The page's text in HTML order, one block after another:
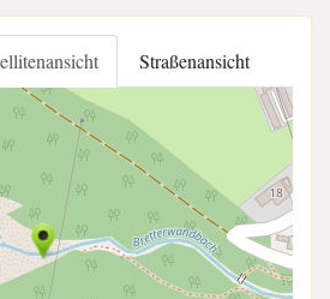
Straßenansicht